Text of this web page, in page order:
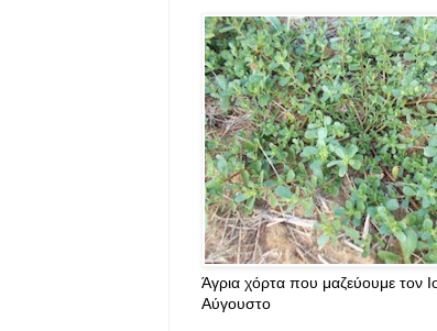
Άγρια χόρτα που μαζεύουμε τον
Αύγουστο